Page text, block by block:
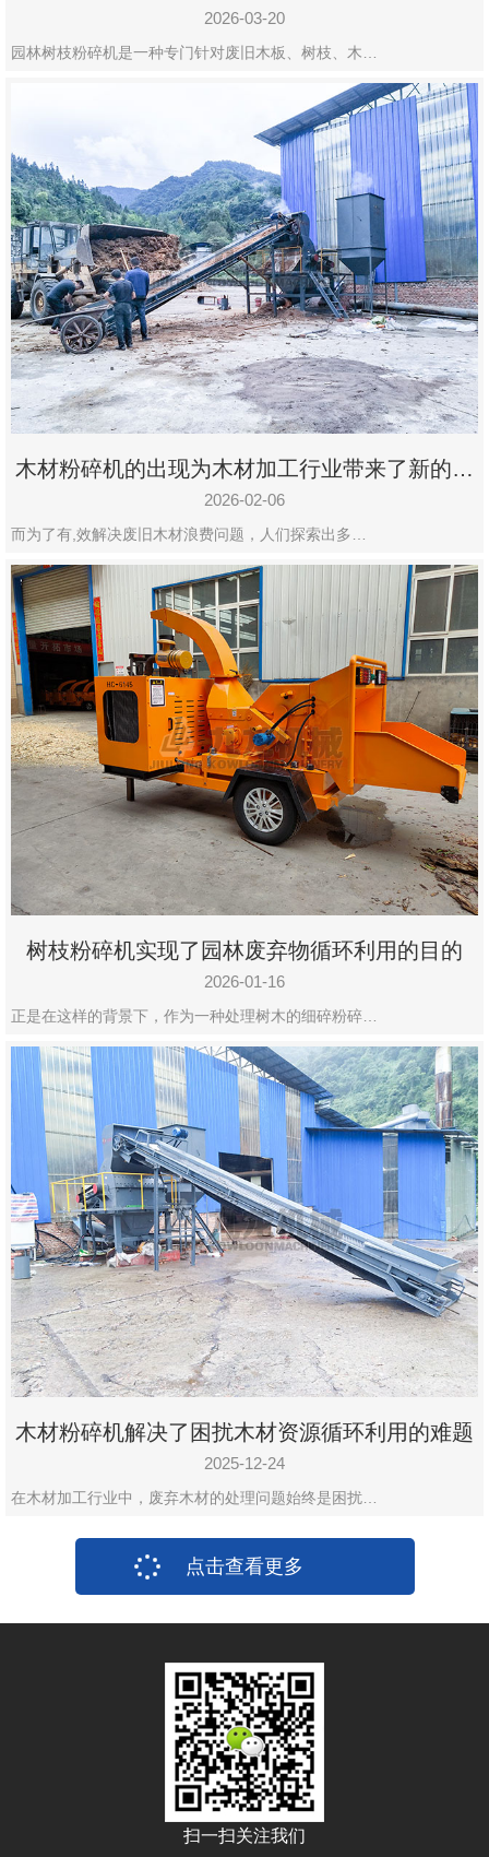
利用
2026-03-20
园林树枝粉碎机是一种专门针对废旧木板、树枝、木…
木材粉碎机的出现为木材加工行业带来了新的变
化
2026-02-06
而为了有,效解决废旧木材浪费问题，人们探索出多…
树枝粉碎机实现了园林废弃物循环利用的目的
2026-01-16
正是在这样的背景下，作为一种处理树木的细碎粉碎…
木材粉碎机解决了困扰木材资源循环利用的难题
2025-12-24
在木材加工行业中，废弃木材的处理问题始终是困扰…
点击查看更多
扫一扫关注我们